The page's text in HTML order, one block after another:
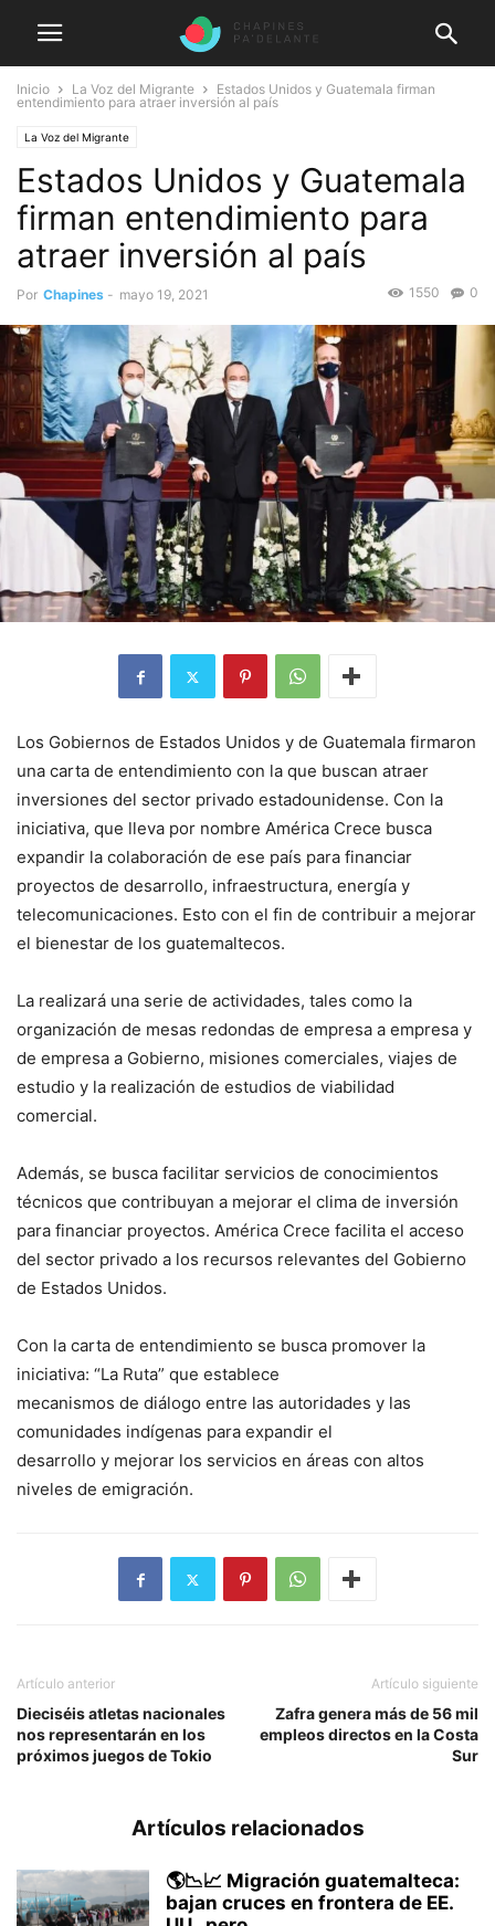
Inicio La Voz del Migrante
Estados Unidos y Guatemala firman
entendimiento para atraer inversión al país
La Voz del Migrante
Estados Unidos y Guatemala
firman entendimiento para
atraer inversión al país
Por Chapines - mayo 19, 2021 0
1550
Los Gobiernos de Estados Unidos y de Guatemala firmaron
una carta de entendimiento con la que buscan atraer
inversiones del sector privado estadounidense. Con la
iniciativa, que lleva por nombre América Crece busca
expandir la colaboración de ese país para financiar
proyectos de desarrollo, infraestructura, energía y
telecomunicaciones. Esto con el fin de contribuir a mejorar
el bienestar de los guatemaltecos.
La realizará una serie de actividades, tales como la
organización de mesas redondas de empresa a empresa y
de empresa a Gobierno, misiones comerciales, viajes de
estudio y la realización de estudios de viabilidad
comercial.
Además, se busca facilitar servicios de conocimientos
técnicos que contribuyan a mejorar el clima de inversión
para financiar proyectos. América Crece facilita el acceso
del sector privado a los recursos relevantes del Gobierno
de Estados Unidos.
Con la carta de entendimiento se busca promover la
iniciativa: “La Ruta” que establece
mecanismos de diálogo entre las autoridades y las
comunidades indígenas para expandir el
desarrollo y mejorar los servicios en áreas con altos
niveles de emigración.
Artículo anterior
Dieciséis atletas nacionales
nos representarán en los
próximos juegos de Tokio
Artículo siguiente
Zafra genera más de 56 mil
empleos directos en la Costa
Sur
Artículos relacionados
🌎📉📈 Migración guatemalteca:
bajan cruces en frontera de EE.